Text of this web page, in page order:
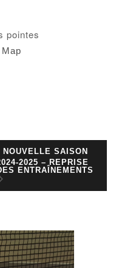
pointes
NOUVELLE SAISON
2025 – REPRISE
ENTRAÎNEMENTS